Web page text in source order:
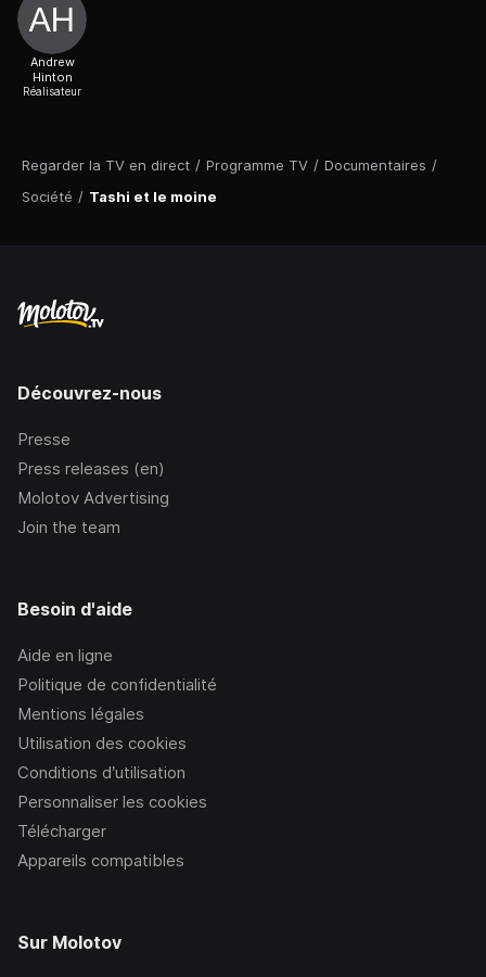
Regarder la TV en direct / Programme TV / Documentaires /
Société / Tashi et le moine
Andrew
Hinton
Réalisateur
Découvrez-nous
Presse
Press releases (en)
Molotov Advertising
Join the team
Besoin d'aide
Aide en ligne
Politique de confidentialité
Mentions légales
Utilisation des cookies
Conditions d’utilisation
Personnaliser les cookies
Télécharger
Appareils compatibles
Sur Molotov